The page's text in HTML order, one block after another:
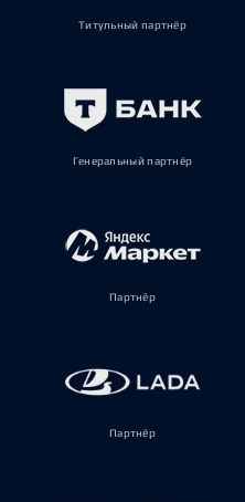
Титульный партнёр
Генеральный партнёр
Партнёр
Партнёр